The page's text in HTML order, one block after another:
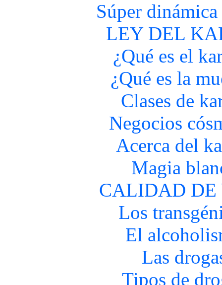
Súper
LEY DEL
¿Qué es el
¿Qué es la
Clases de
Negocios
Acerca del
Magia
CALIDAD
Los
El
Las
Tipos de